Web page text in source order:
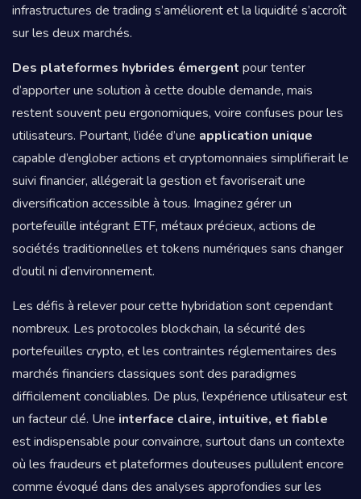
infrastructures de trading s’améliorent et la liquidité s’accroît
sur les deux marchés.
Des plateformes hybrides émergent pour tenter
d’apporter une solution à cette double demande, mais
restent souvent peu ergonomiques, voire confuses pour les
utilisateurs. Pourtant, l’idée d’une application unique
capable d’englober actions et cryptomonnaies simplifierait le
suivi financier, allégerait la gestion et favoriserait une
diversification accessible à tous. Imaginez gérer un
portefeuille intégrant ETF, métaux précieux, actions de
sociétés traditionnelles et tokens numériques sans changer
d’outil ni d’environnement.
Les défis à relever pour cette hybridation sont cependant
nombreux. Les protocoles blockchain, la sécurité des
portefeuilles crypto, et les contraintes réglementaires des
marchés financiers classiques sont des paradigmes
difficilement conciliables. De plus, l’expérience utilisateur est
un facteur clé. Une interface claire, intuitive, et fiable
est indispensable pour convaincre, surtout dans un contexte
où les fraudeurs et plateformes douteuses pullulent encore
comme évoqué dans des analyses approfondies sur les